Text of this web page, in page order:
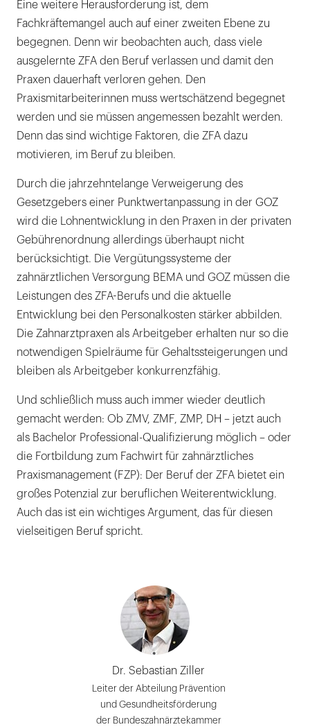
Eine weitere Herausforderung ist, dem
Fachkräftemangel auch auf einer zweiten Ebene zu
begegnen. Denn wir beobachten auch, dass viele
ausgelernte ZFA den Beruf verlassen und damit den
Praxen dauerhaft verloren gehen. Den
Praxismitarbeiterinnen muss wertschätzend begegnet
werden und sie müssen angemessen bezahlt werden.
Denn das sind wichtige Faktoren, die ZFA dazu
motivieren, im Beruf zu bleiben.
Durch die jahrzehntelange Verweigerung des
Gesetzgebers einer Punktwertanpassung in der GOZ
wird die Lohnentwicklung in den Praxen in der privaten
Gebührenordnung allerdings überhaupt nicht
berücksichtigt. Die Vergütungssysteme der
zahnärztlichen Versorgung BEMA und GOZ müssen die
Leistungen des ZFA-Berufs und die aktuelle
Entwicklung bei den Personalkosten stärker abbilden.
Die Zahnarztpraxen als Arbeitgeber erhalten nur so die
notwendigen Spielräume für Gehaltssteigerungen und
bleiben als Arbeitgeber konkurrenzfähig.
Und schließlich muss auch immer wieder deutlich
gemacht werden: Ob ZMV, ZMF, ZMP, DH – jetzt auch
als Bachelor Professional-Qualifizierung möglich – oder
die Fortbildung zum Fachwirt für zahnärztliches
Praxismanagement (FZP): Der Beruf der ZFA bietet ein
großes Potenzial zur beruflichen Weiterentwicklung.
Auch das ist ein wichtiges Argument, das für diesen
vielseitigen Beruf spricht.
Dr. Sebastian Ziller
Leiter der Abteilung Prävention
und Gesundheitsförderung
der Bundeszahnärztekammer